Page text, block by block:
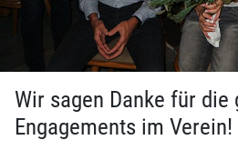
Wir sagen Danke für
Engagements im Verein!